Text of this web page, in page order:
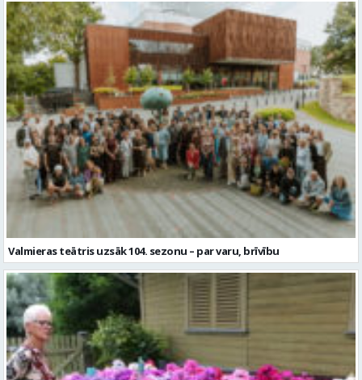
Valmieras teātris uzsāk 104. sezonu – par varu, brīvību